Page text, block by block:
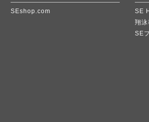
SEshop.com
SE
翔泳
SE